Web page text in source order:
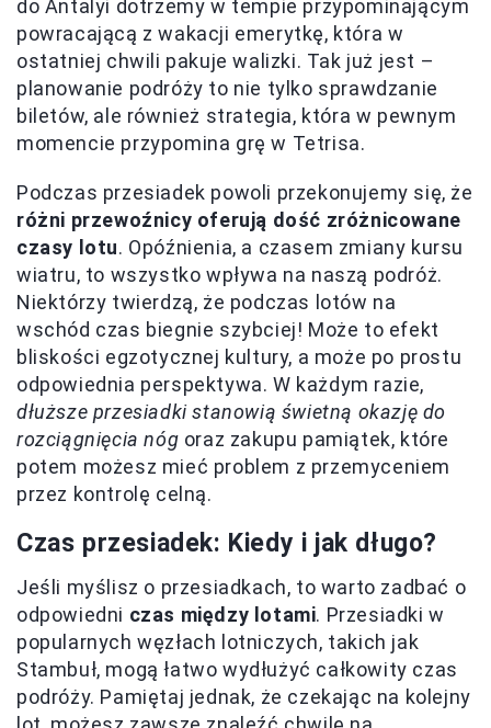
do Antalyi dotrzemy w tempie przypominającym
powracającą z wakacji emerytkę, która w
ostatniej chwili pakuje walizki. Tak już jest –
planowanie podróży to nie tylko sprawdzanie
biletów, ale również strategia, która w pewnym
momencie przypomina grę w Tetrisa.
Podczas przesiadek powoli przekonujemy się, że
różni przewoźnicy oferują dość zróżnicowane
czasy lotu. Opóźnienia, a czasem zmiany kursu
wiatru, to wszystko wpływa na naszą podróż.
Niektórzy twierdzą, że podczas lotów na
wschód czas biegnie szybciej! Może to efekt
bliskości egzotycznej kultury, a może po prostu
odpowiednia perspektywa. W każdym razie,
dłuższe przesiadki stanowią świetną okazję do
rozciągnięcia nóg oraz zakupu pamiątek, które
potem możesz mieć problem z przemyceniem
przez kontrolę celną.
Czas przesiadek: Kiedy i jak długo?
Jeśli myślisz o przesiadkach, to warto zadbać o
odpowiedni czas między lotami. Przesiadki w
popularnych węzłach lotniczych, takich jak
Stambuł, mogą łatwo wydłużyć całkowity czas
podróży. Pamiętaj jednak, że czekając na kolejny